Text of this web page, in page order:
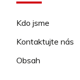
Kdo jsme
Kontaktujte nás
Obsah